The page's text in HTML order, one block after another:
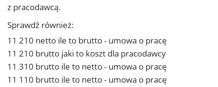
z pracodawcą.
Sprawdź również:
11 210 netto ile to brutto - umowa o pracę
11 210 brutto jaki to koszt dla pracodawcy
11 310 brutto ile to netto - umowa o pracę
11 110 brutto ile to netto - umowa o pracę